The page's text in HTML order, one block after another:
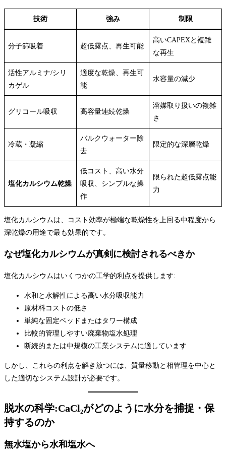
技術 強み 制限
分子篩吸着 超低露点、再生可能
高いCAPEXと複雑
な再生
活性アルミナ/シリ
カゲル
適度な乾燥、再生可
能
水容量の減少
グリコール吸収 高容量連続乾燥
溶媒取り扱いの複雑
さ
冷蔵・凝縮
バルクウォーター除
去
限定的な深層乾燥
塩化カルシウム乾燥
低コスト、高い水分
吸収、シンプルな操
作
限られた超低露点能
力
塩化カルシウムは、コスト効率が極端な乾燥性を上回る中程度から
深乾燥の用途で最も効果的です。
なぜ塩化カルシウムが真剣に検討されるべきか
塩化カルシウムはいくつかの工学的利点を提供します:
水和と水解性による高い水分吸収能力
原材料コストの低さ
単純な固定ベッドまたはタワー構成
比較的管理しやすい廃棄物塩水処理
断続的または中規模の工業システムに適しています
しかし、これらの利点を解き放つには、質量移動と相管理を中心と
した適切なシステム設計が必要です。
脱水の科学:CaCl₂がどのように水分を捕捉・保
持するのか
無水塩から水和塩水へ